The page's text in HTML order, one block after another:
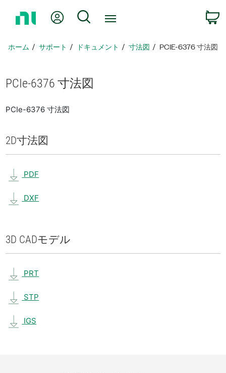
ペ
に
戻
Myアカウント
検索
ホーム サポート ドキュメント 寸法図 PCIE-6376 寸法図
PCIe-6376 寸法図
PCIe-6376 寸法図
2D寸法図
PDF
DXF
3D CADモデル
PRT
STP
IGS